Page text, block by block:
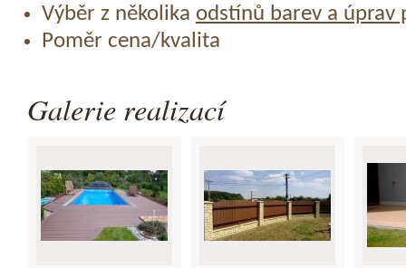
Výběr z několika odstínů barev a úprav
Poměr cena/kvalita
Galerie realizací